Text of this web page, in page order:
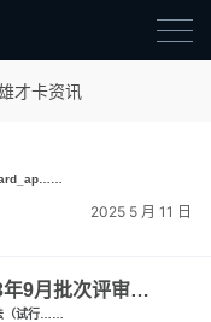
才卡资讯
2025 5 月 11 日
年9月批次评审…
（试行……